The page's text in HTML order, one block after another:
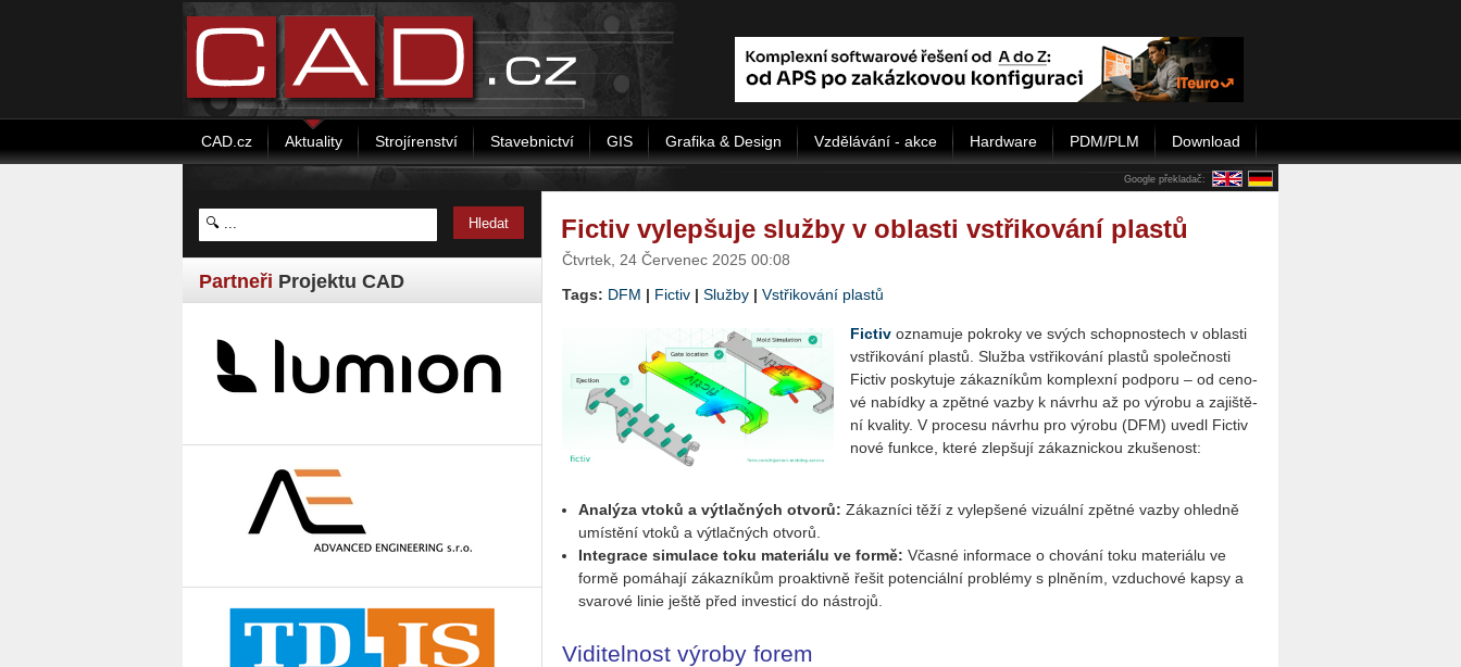
CAD.cz Aktuality Strojírenství Stavebnictví GIS Grafika & Design Vzdělávání - akce Hardware PDM/PLM Download
Google překladač:
Partneři Projektu CAD
Fictiv vylepšuje služby v oblasti vstřikování plastů
Čtvrtek, 24 Červenec 2025 00:08
Tags: DFM | Fictiv | Služby | Vstřikování plastů
Fic­tiv ozna­mu­je po­kro­ky ve svých schop­nos­tech v ob­las­ti
vstři­ko­vá­ní plas­tů. Služ­ba vstři­ko­vá­ní plas­tů spo­leč­nos­ti
Fic­tiv po­sky­tu­je zá­kaz­ní­kům kom­plex­ní pod­po­ru – od ce­no­
vé na­bíd­ky a zpět­né vazby k ná­vr­hu až po vý­ro­bu a za­jiš­tě­
ní kva­li­ty. V pro­ce­su ná­vr­hu pro vý­ro­bu (DFM) uvedl Fic­tiv
nové funk­ce, které zlep­šu­jí zá­kaz­nic­kou zku­še­nost:
Ana­lý­za vtoků a vý­tlač­ných ot­vo­rů: Zá­kaz­ní­ci těží z vy­lep­še­né vi­zu­ál­ní zpět­né vazby ohled­ně
umís­tě­ní vtoků a vý­tlač­ných ot­vo­rů.
In­te­gra­ce si­mu­la­ce toku ma­te­ri­á­lu ve formě: Včas­né in­for­ma­ce o cho­vá­ní toku ma­te­ri­á­lu ve
formě po­má­ha­jí zá­kaz­ní­kům pro­ak­tiv­ně řešit po­ten­ci­ál­ní pro­blémy s pl­ně­ním, vzdu­cho­vé kapsy a
sva­ro­vé linie ještě před in­ves­ti­cí do ná­stro­jů.
Viditelnost výroby forem